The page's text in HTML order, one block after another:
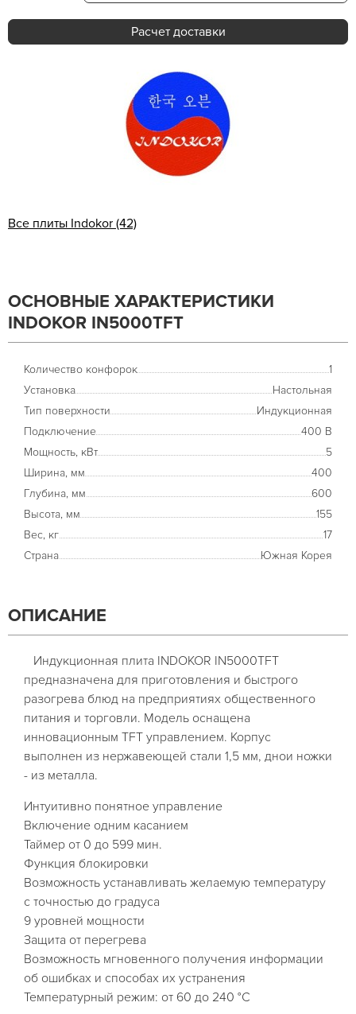
Расчет доставки
Все плиты Indokor (42)
ОСНОВНЫЕ ХАРАКТЕРИСТИКИ
INDOKOR IN5000TFT
Количество конфорок
1
Установка
Настольная
Тип поверхности
Индукционная
Подключение
400 В
Мощность, кВт
5
Ширина, мм
400
Глубина, мм
600
Высота, мм
155
Вес, кг
17
Страна
Южная Корея
ОПИСАНИЕ
Индукционная плита INDOKOR IN5000TFT
предназначена для приготовления и быстрого
разогрева блюд на предприятиях общественного
питания и торговли. Модель оснащена
инновационным TFT управлением. Корпус
выполнен из нержавеющей стали 1,5 мм, днои ножки
- из металла.
Интуитивно понятное управление
Включение одним касанием
Таймер от 0 до 599 мин.
Функция блокировки
Возможность устанавливать желаемую температуру
с точностью до градуса
9 уровней мощности
Защита от перегрева
Возможность мгновенного получения информации
об ошибках и способах их устранения
Температурный режим: от 60 до 240 °C